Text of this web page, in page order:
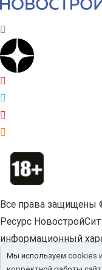
Все права защищены
Ресурс
информационный
офертой.
Мы используем cookies